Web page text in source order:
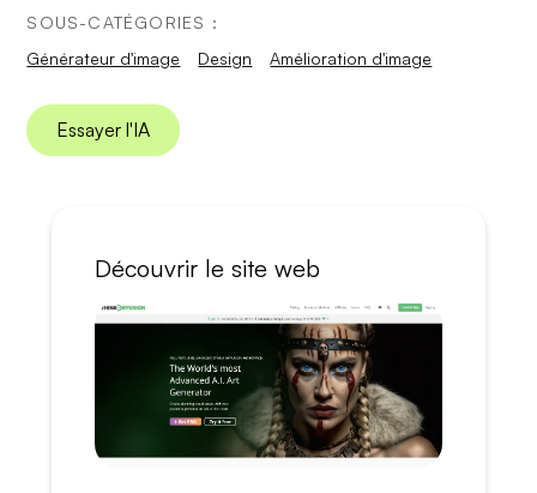
SOUS-CATÉGORIES :
Générateur d'image
Design Amélioration d'image
Essayer l'IA
Découvrir le site web